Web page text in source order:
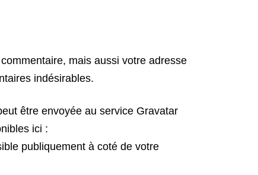
mais aussi votre adresse
indésirables.
être envoyée au service Gravatar
ici :
publiquement à coté de votre